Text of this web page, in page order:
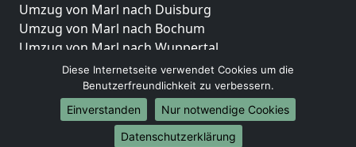
Umzug von Marl nach Duisburg
Umzug von Marl nach Bochum
Umzug von Marl nach Wuppertal
Umzug von Marl nach Bielefeld
Umzug von Marl nach Bonn
Umzug von Marl nach Münster
Internationale-Umzüge
Diese Internetseite verwendet Cookies um die
Benutzerfreundlichkeit zu verbessern.
Einverstanden
Nur notwendige Cookies
Datenschutzerklärung